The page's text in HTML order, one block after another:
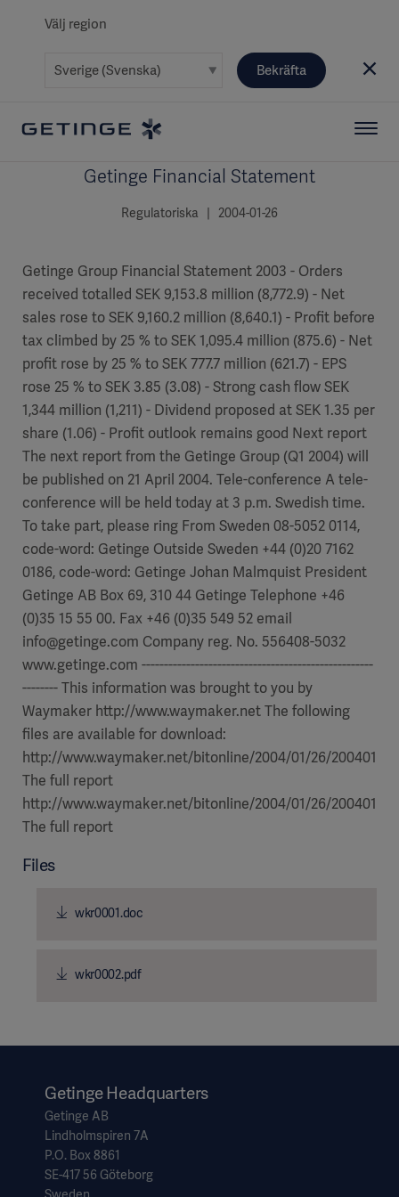
Välj region
Bekräfta
Getinge Financial Statement
Regulatoriska | 2004-01-26
Getinge Group Financial Statement 2003 - Orders
received totalled SEK 9,153.8 million (8,772.9) - Net
sales rose to SEK 9,160.2 million (8,640.1) - Profit before
tax climbed by 25 % to SEK 1,095.4 million (875.6) - Net
profit rose by 25 % to SEK 777.7 million (621.7) - EPS
rose 25 % to SEK 3.85 (3.08) - Strong cash flow SEK
1,344 million (1,211) - Dividend proposed at SEK 1.35 per
share (1.06) - Profit outlook remains good Next report
The next report from the Getinge Group (Q1 2004) will
be published on 21 April 2004. Tele-conference A tele-
conference will be held today at 3 p.m. Swedish time.
To take part, please ring From Sweden 08-5052 0114,
code-word: Getinge Outside Sweden +44 (0)20 7162
0186, code-word: Getinge Johan Malmquist President
Getinge AB Box 69, 310 44 Getinge Telephone +46
(0)35 15 55 00. Fax +46 (0)35 549 52 email
info@getinge.com Company reg. No. 556408-5032
www.getinge.com ----------------------------------------------------
-------- This information was brought to you by
Waymaker http://www.waymaker.net The following
files are available for download:
http://www.waymaker.net/bitonline/2004/01/26/
The full report
http://www.waymaker.net/bitonline/2004/01/26/
The full report
Files
wkr0001.doc
wkr0002.pdf
Getinge Headquarters
Getinge AB
Lindholmspiren 7A
P.O. Box 8861
SE-417 56 Göteborg